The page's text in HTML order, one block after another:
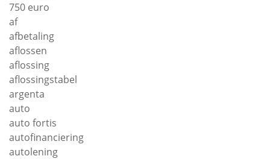
750 euro
af
afbetaling
aflossen
aflossing
aflossingstabel
argenta
auto
auto fortis
autofinanciering
autolening